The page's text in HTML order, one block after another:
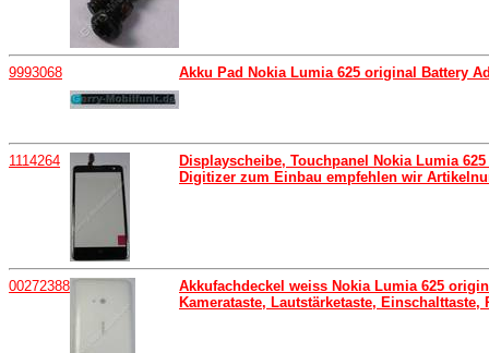
9993068 Akku Pad Nokia Lumia 625 original Battery
1114264
Displayscheibe, Touchpanel Nokia Lumia
Digitizer zum Einbau empfehlen wir
00272388
Akkufachdeckel weiss Nokia Lumia 625
Kamerataste, Lautstärketaste, Einschalttaste,